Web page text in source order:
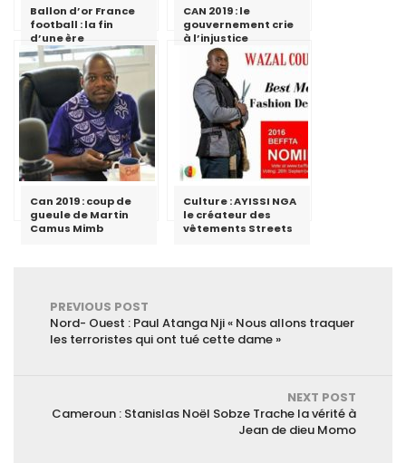
Ballon d’or France
football : la fin
d’une ère
CAN 2019 : le
gouvernement crie
à l’injustice
Can 2019 : coup de
gueule de Martin
Camus Mimb
Culture : AYISSI NGA
le créateur des
vêtements Streets
PREVIOUS POST
Nord- Ouest : Paul Atanga Nji « Nous allons traquer
les terroristes qui ont tué cette dame »
NEXT POST
Cameroun : Stanislas Noël Sobze Trache la vérité à
Jean de dieu Momo